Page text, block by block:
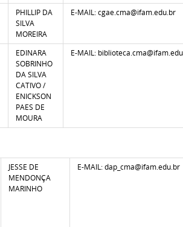
PHILLIP DA
SILVA
MOREIRA
E-MAIL: cgae.cma@ifam.edu.br
EDINARA
SOBRINHO
DA SILVA
CATIVO /
ENICKSON
PAES DE
MOURA
E-MAIL:
JESSE DE
MENDONÇA
MARINHO
E-MAIL: dap_cma@ifam.edu.br